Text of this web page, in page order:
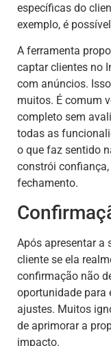
específicas do
exemplo, é
A ferramenta
captar clientes no
com anúncios.
muitos. É comum
completo sem
todas as
o que faz sentido
constrói
fechamento.
Após apresentar a
cliente se ela
confirmação não
oportunidade para
ajustes. Muitos
de aprimorar a
impacto.